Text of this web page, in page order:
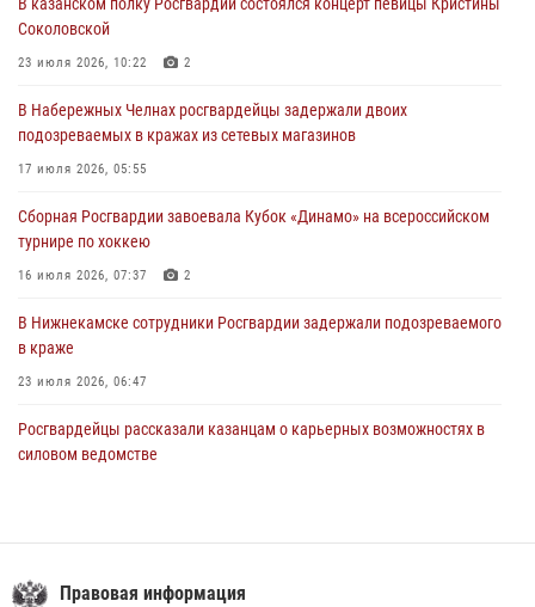
23 июля 2026, 10:22
В Нижнекамске сотрудники Росгвардии задержали подозреваемого
23 июля 2026, 06:47
В Казани Росгвардия приняла участие в обеспечении безопасности
22 июля 2026, 07:41
Соколовской
23 июля 2026, 10:22 2
В Набережных Челнах росгвардейцы задержали двоих
подозреваемых в кражах из сетевых магазинов
17 июля 2026, 05:55
Сборная Росгвардии завоевала Кубок «Динамо» на всероссийском
турнире по хоккею
16 июля 2026, 07:37 2
В Нижнекамске сотрудники Росгвардии задержали подозреваемого
в краже
23 июля 2026, 06:47
Росгвардейцы рассказали казанцам о карьерных возможностях в
силовом ведомстве
15 июля 2026, 08:41
Правовая информация